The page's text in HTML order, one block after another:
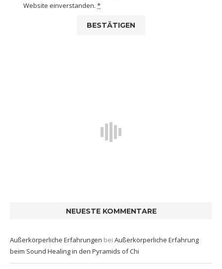
Website einverstanden. *
NEUESTE KOMMENTARE
Außerkörperliche Erfahrungen bei Außerkörperliche Erfahrung
beim Sound Healing in den Pyramids of Chi